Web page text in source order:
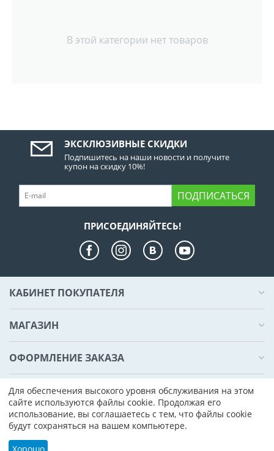
В этой категории нет товаров
ЭКСКЛЮЗИВНЫЕ СКИДКИ
Подпишитесь на наши новости и получите
купон на скидку 10%!
ПОДПИСАТЬСЯ
ПРИСОЕДИНЯЙТЕСЬ!
КАБИНЕТ ПОКУПАТЕЛЯ
МАГАЗИН
ОФОРМЛЕНИЕ ЗАКАЗА
КОНТАКТЫ
© 2000 - 2026 Компьютер Плаза. На базеCS-Cart - Платформа для
интернет-магазинов
Для обеспечения высокого уровня обслуживания на этом
сайте используются файлы cookie. Продолжая его
использование, вы соглашаетесь с тем, что файлы cookie
будут сохраняться на вашем компьютере.